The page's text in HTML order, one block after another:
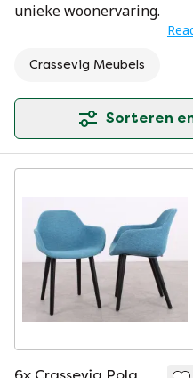
unieke woonervaring.
Crassevig Meubels
Sorteren